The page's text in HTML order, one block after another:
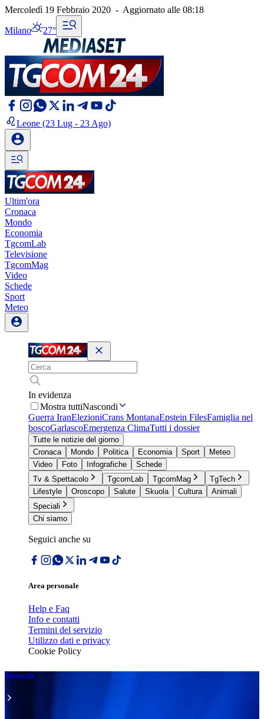
Mercoledì 19 Febbraio 2020 - Aggiornato alle 08:18
Milano 27°
Leone (23 Lug - 23 Ago)
Ultim'ora
Cronaca
Mondo
Economia
TgcomLab
Televisione
TgcomMag
Video
Schede
Sport
Meteo
In evidenza
Mostra tuttiNascondi
Guerra IranElezioniCrans MontanaEpstein FilesFamiglia nel
boscoGarlascoEmergenza ClimaTutti i dossier
Tutte le notizie del giorno
Cronaca
Mondo Politica Economia Sport
Meteo
Video
Foto Infografiche
Schede
Tv & Spettacolo
TgcomLab TgcomMag
TgTech
Lifestyle
Oroscopo Salute Skuola Cultura
Animali
Speciali
Chi siamo
Seguici anche su
Area personale
Help e Faq
Info e contatti
Termini del servizio
Utilizzo dati e privacy
Cookie Policy
Spettacolo